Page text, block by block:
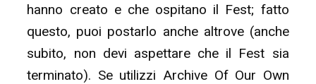
hanno creato e che ospitano il Fest; fatto
questo, puoi postarlo anche altrove (anche
subito, non devi aspettare che il Fest sia
terminato). Se utilizzi Archive Of Our Own